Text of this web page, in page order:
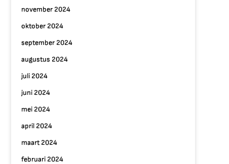
november 2024
oktober 2024
september 2024
augustus 2024
juli 2024
juni 2024
mei 2024
april 2024
maart 2024
februari 2024